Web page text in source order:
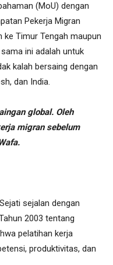
(MoU) dengan
Pekerja Migran
ke Timur Tengah maupun
ini adalah untuk
kalah bersaing dengan
dan India.
global. Oleh
migran sebelum
sejalan dengan
2003 tentang
pelatihan kerja
produktivitas, dan